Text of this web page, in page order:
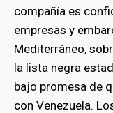
compañía es
empresas y
Mediterráneo,
la lista negra
bajo promesa de
con Venezuela.